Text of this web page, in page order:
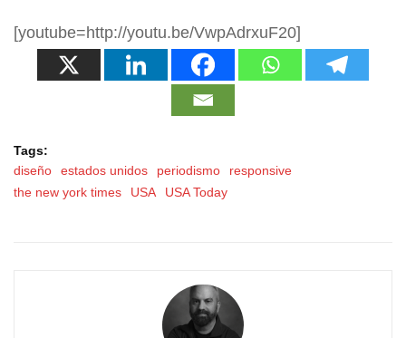
[youtube=http://youtu.be/VwpAdrxuF20]
Tags:
diseño
estados unidos periodismo
responsive
the new york times
USA USA Today